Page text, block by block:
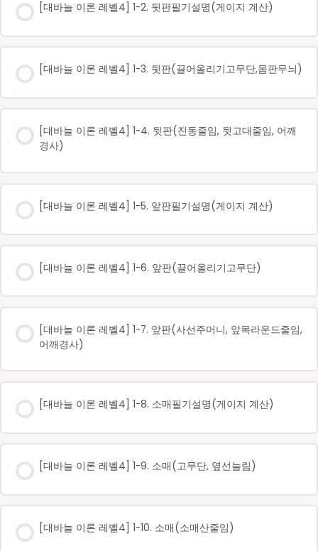
[대바늘 이론 레벨4] 1-2. 뒷판필기설명(게이지 계산)
[대바늘 이론 레벨4] 1-3. 뒷판(끌어올리기고무단,몸판무늬)
[대바늘 이론 레벨4] 1-4. 뒷판(진동줄임, 뒷고대줄임, 어깨
경사)
[대바늘 이론 레벨4] 1-5. 앞판필기설명(게이지 계산)
[대바늘 이론 레벨4] 1-6. 앞판(끌어올리기고무단)
[대바늘 이론 레벨4] 1-7. 앞판(사선주머니, 앞목라운드줄임,
어깨경사)
[대바늘 이론 레벨4] 1-8. 소매필기설명(게이지 계산)
[대바늘 이론 레벨4] 1-9. 소매(고무단, 옆선늘림)
[대바늘 이론 레벨4] 1-10. 소매(소매산줄임)